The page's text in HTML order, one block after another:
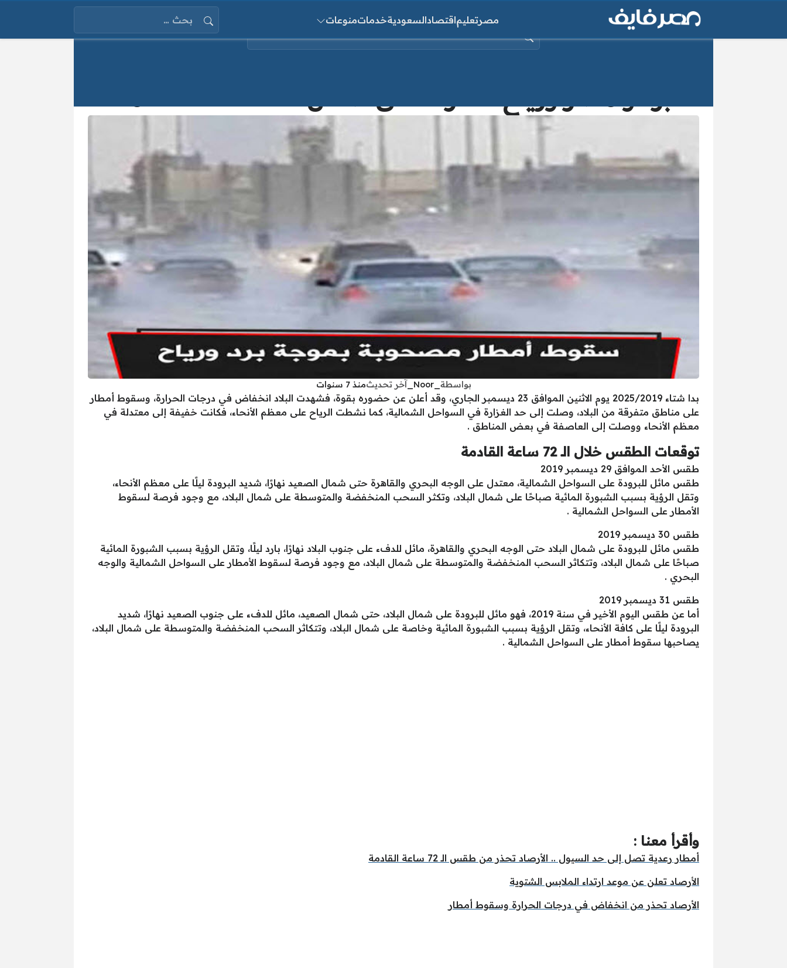
مصرتعليماقتصادالسعوديةخدماتمنوعات
البحث عن:
بواسطة _Noor_ آخر تحديثمنذ 7 سنوات
بدا شتاء 2025/2019 يوم الاثنين الموافق 23 ديسمبر الجاري، وقد أعلن عن حضوره بقوة، فشهدت البلاد انخفاض في درجات الحرارة، وسقوط أمطار
على مناطق متفرقة من البلاد، وصلت إلى حد الغزارة في السواحل الشمالية، كما نشطت الرياح على معظم الأنحاء، فكانت خفيفة إلى معتدلة في
معظم الأنحاء ووصلت إلى العاصفة في بعض المناطق .
توقعات الطقس خلال الـ 72 ساعة القادمة
طقس الأحد الموافق 29 ديسمبر 2019
طقس مائل للبرودة على السواحل الشمالية، معتدل على الوجه البحري والقاهرة حتى شمال الصعيد نهارًا، شديد البرودة ليلًا على معظم الأنحاء،
وتقل الرؤية بسبب الشبورة المائية صباحًا على شمال البلاد، وتكثر السحب المنخفضة والمتوسطة على شمال البلاد، مع وجود فرصة لسقوط
الأمطار على السواحل الشمالية .
طقس 30 ديسمبر 2019
طقس مائل للبرودة على شمال البلاد حتى الوجه البحري والقاهرة، مائل للدفء على جنوب البلاد نهارًا، بارد ليلًا، وتقل الرؤية بسبب الشبورة المائية
صباحًا على شمال البلاد، وتتكاثر السحب المنخفضة والمتوسطة على شمال البلاد، مع وجود فرصة لسقوط الأمطار على السواحل الشمالية والوجه
البحري .
طقس 31 ديسمبر 2019
أما عن طقس اليوم الأخير في سنة 2019، فهو مائل للبرودة على شمال البلاد، حتى شمال الصعيد، مائل للدفء على جنوب الصعيد نهارًا، شديد
البرودة ليلًا على كافة الأنحاء، وتقل الرؤية بسبب الشبورة المائية وخاصة على شمال البلاد، وتتكاثر السحب المنخفضة والمتوسطة على شمال البلاد،
يصاحبها سقوط أمطار على السواحل الشمالية .
وأقرأ معنا :
أمطار رعدية تصل إلى حد السيول .. الأرصاد تحذر من طقس الـ 72 ساعة القادمة
الأرصاد تعلن عن موعد ارتداء الملابس الشتوية
الأرصاد تحذر من انخفاض في درجات الحرارة وسقوط أمطار